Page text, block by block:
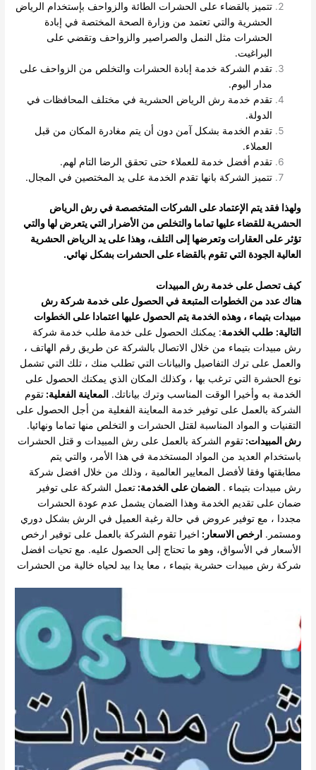
تتميز بالقضاء على الحشرات الطائة والزواحف بإستخدام الرياض
الحشرية والتي تعتمد من وزارة الصحة المختصة في إبادة
الحشرات مثل النمل والصراصير والزواحف وتقضي على
البراغيت.
تقدم الشركة خدمة إبادة الحشرات والتخلص من الزواحف على
مدار اليوم.
تقدم خدمة رش الرياض الحشرية في مختلف المحافظات في
الدولة.
تقدم الخدمة بشكل آمن دون أن يتم مغادرة المكان من قبل
العملاء.
تقدم أفضل خدمة للعملاء حتى تحقق الرضا التام لهم.
تتميز الشركة بانها تقدم الخدمة على يد المختصين في المجال.
ولهذا فقد يتم الإعتماد على الشركات المتخصصة في رش الرياض
الحشرية للقضاء عليها تماما والتخلص من الأضرار التي يتعرض لها والتي
تؤثر على العقارات وتعرضها إلى التلف، وهذا على يد الرياض الحشرية
العالية الجودة التي تقوم بالقضاء على الحشرات بشكل نهائي.
كيف تحصل على خدمة رش المبيدات
هناك عدد من الخطوات المتبعة في الحصول على خدمة شركة رش
مبيدات بتيماء ، وهذه الخدمة يتم الحصول عليها اعتمادا على الخطوات
التالية: طلب الخدمة: يمكنك الحصول على خدمة طلب خدمة شركة
رش مبيدات بتيماء من خلال الاتصال بالشركة عن طريق رقم الهاتف ،
والعمل على ترك التفاصيل والبيانات التي تطلب منك ، تلك التي تشمل
نوع الحشرة التي ترغب بها ، وكذلك المكان الذي يمكنك الحصول على
الخدمة به وأخيرا الوقت المناسب وترك بياناتك. المعاينة الفعلية:تقوم
الشركة بالعمل على توفير خدمة المعاينة الفعلية من أجل الحصول على
التقنيات و المواد المناسبة لقتل الحشرات و التخلص منها تماما ونهائيا.
رش المبيدات:تقوم الشركة بالعمل على رش المبيدات و قتل الحشرات
باستخدام العديد من المواد المستخدمة في هذا الأمر، والتي يتم
مطابقتها وفقا لأفضل المعايير العالمية ، وذلك من خلال افضل شركة
رش مبيدات بتيماء . الضمان على الخدمة:تعمل الشركة على توفير
ضمان على تقديم الخدمة وهذا الضمان يشمل عدم عودة الحشرات
مجددا ، مع توفير عروض في حالة رغبة العميل في الرش بشكل دوري
ومستمر. ارخص الاسعار: اخيرا تقوم الشركة بالعمل على توفير ارخص
الأسعار في الأسواق، وهو ما تحتاج إلى الحصول عليه. مع تحيات افضل
شركة رش مبيدات حشرية بتيماء ، معا يدا بيد لحياه خالية من الحشرات